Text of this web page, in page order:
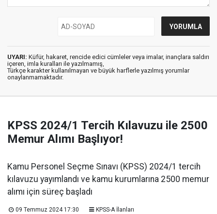
UYARI: Küfür, hakaret, rencide edici cümleler veya imalar, inançlara saldırı
içeren, imla kuralları ile yazılmamış,
Türkçe karakter kullanılmayan ve büyük harflerle yazılmış yorumlar
onaylanmamaktadır.
KPSS 2024/1 Tercih Kılavuzu ile 2500
Memur Alımı Başlıyor!
Kamu Personel Seçme Sınavı (KPSS) 2024/1 tercih
kılavuzu yayımlandı ve kamu kurumlarına 2500 memur
alımı için süreç başladı
09 Temmuz 2024 17:30 KPSS-A İlanları